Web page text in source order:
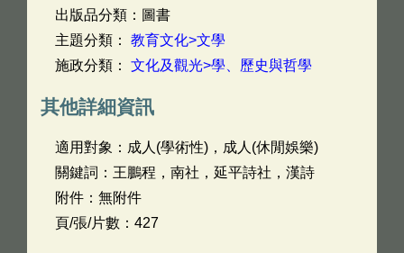
出版品分類：圖書
主題分類： 教育文化>文學
施政分類： 文化及觀光>學、歷史與哲學
其他詳細資訊
適用對象：成人(學術性)，成人(休閒娛樂)
關鍵詞：王鵬程，南社，延平詩社，漢詩
附件：無附件
頁/張/片數：427